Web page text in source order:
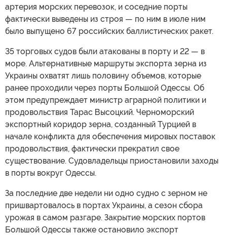
артерия морских перевозок, и соседние порты
фактически выведены из строя — по ним в июле ним
было выпущено 67 российских баллистических ракет.
35 торговых судов были атакованы в порту и 22 — в
море. Альтернативные маршруты экспорта зерна из
Украины охватят лишь половину объемов, которые
ранее проходили через порты Большой Одессы. Об
этом предупреждает министр аграрной политики и
продовольствия Тарас Высоцкий. Черноморский
экспортный коридор зерна, созданный Турцией в
начале конфликта для обеспечения мировых поставок
продовольствия, фактически прекратил свое
существование. Судовладельцы приостановили заходы
в порты вокруг Одессы.
За последние две недели ни одно судно с зерном не
пришвартовалось в портах Украины, а сезон сбора
урожая в самом разгаре. Закрытие морских портов
Большой Одессы также остановило экспорт